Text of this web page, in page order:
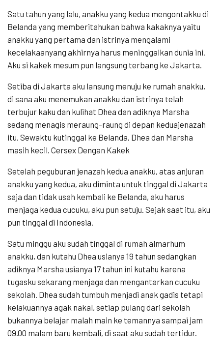
Satu tahun yang lalu, anakku yang kedua mengontakku di
Belanda yang memberitahukan bahwa kakaknya yaitu
anakku yang pertama dan istrinya mengalami
kecelakaanyang akhirnya harus meninggalkan dunia ini.
Aku si kakek mesum pun langsung terbang ke Jakarta.
Setiba di Jakarta aku lansung menuju ke rumah anakku,
di sana aku menemukan anakku dan istrinya telah
terbujur kaku dan kulihat Dhea dan adiknya Marsha
sedang menagis meraung-raung di depan keduajenazah
itu. Sewaktu kutinggal ke Belanda, Dhea dan Marsha
masih kecil. Cersex Dengan Kakek
Setelah peguburan jenazah kedua anakku, atas anjuran
anakku yang kedua, aku diminta untuk tinggal di Jakarta
saja dan tidak usah kembali ke Belanda, aku harus
menjaga kedua cucuku, aku pun setuju. Sejak saat itu, aku
pun tinggal di Indonesia.
Satu minggu aku sudah tinggal di rumah almarhum
anakku, dan kutahu Dhea usianya 19 tahun sedangkan
adiknya Marsha usianya 17 tahun ini kutahu karena
tugasku sekarang menjaga dan mengantarkan cucuku
sekolah. Dhea sudah tumbuh menjadi anak gadis tetapi
kelakuannya agak nakal, setiap pulang dari sekolah
bukannya belajar malah main ke temannya sampai jam
09.00 malam baru kembali, di saat aku sudah tertidur.